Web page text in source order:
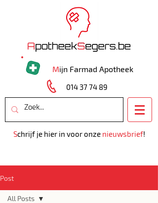
Mijn Farmad Apotheek
014 37 74 89
Schrijf je hier in voor onze nieuwsbrief!
Post
All Posts